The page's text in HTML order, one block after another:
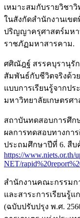
เหมาะสมกับรายวิชา
ในสังกัดสำนักงานเข
ปริญญาครุศาสตร์มห
ราชภัฏมหาสารคาม.
ศศิณัฎฐ์ สรรคบุรานุรัก
สัมพันธ์กับชีวิตจริงด้ว
แบบการเรียนรู้จากป
มหาวิทยาลัยเกษตรศา
สถาบันทดสอบการศึก
ผลการทดสอบทางกา
ประถมศึกษาปีที่ 6. สืบ
https://www.niets.or.th/
NET/
สำนักงานคณะกรรมก
และสาระการเรียนรู้แ
(ฉบับปรับปรุง พ.ศ.